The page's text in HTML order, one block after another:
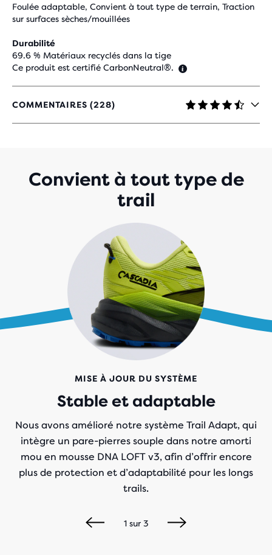
Foulée adaptable, Convient à tout type de terrain, Traction
sur surfaces sèches/mouillées
Durabilité
69.6 % Matériaux recyclés dans la tige
Ce produit est certifié CarbonNeutral®.
COMMENTAIRES (228)
4,3
SUR
Convient à tout type de
trail
MISE À JOUR DU SYSTÈME
Stable et adaptable
Nous avons amélioré notre système Trail Adapt, qui
intègre un pare-pierres souple dans notre amorti
mou en mousse DNA LOFT v3, afin d’offrir encore
plus de protection et d’adaptabilité pour les longs
trails.
1sur 3